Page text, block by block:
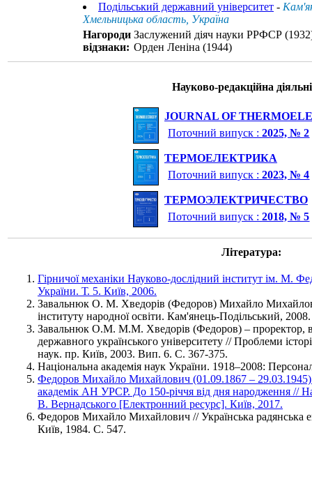
Подільський державний університет -
Хмельницька область, Україна
Нагороди
відзнаки:
Заслужений діяч науки РРФСР
Орден Леніна (1944)
Науково-редакційна
JOURNAL OF
Поточний випуск :2025, № 2
ТЕРМОЕЛЕКТРИКА
Поточний випуск :2023, № 4
ТЕРМОЭЛЕКТРИЧЕСТВО
Поточний випуск :2018, № 5
Література:
Гірничої механіки Науково-дослідний інститут ім. М.
України. Т. 5. Київ, 2006.
Завальнюк О. М. Хведорів (Федоров) Михайло
інституту народної освіти. Кам'янець-Подільський,
Завальнюк О.М. М.М. Хведорів (Федоров) – проректор,
державного українського університету // Проблеми
наук. пр. Київ, 2003. Вип. 6. С. 367-375.
Національна академія наук України. 1918–2008:
Федоров Михайло Михайлович (01.09.1867 – 29.03.1945)
академік АН УРСР. До 150-річчя від дня народження //
В. Вернадського [Електронний ресурс]. Київ, 2017.
Федоров Михайло Михайлович // Українська радянська
Київ, 1984. С. 547.